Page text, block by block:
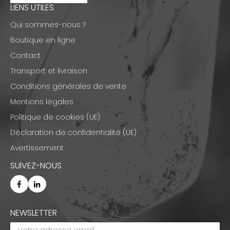
LIENS UTILES
Qui sommes-nous ?
Boutique en ligne
Contact
Transport et livraison
Conditions générales de vente
Mentions légales
Politique de cookies (UE)
Déclaration de confidentialité (UE)
Avertissement
SUIVEZ-NOUS
NEWSLETTER